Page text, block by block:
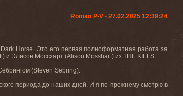
Roman P-V - 27.02.2025 12:39:24
Horse. Это его первая полноформатная работа за
и Элисон Моссхарт (Alison Mosshart) из THE KILLS.
(Steven Sebring).
периода до наших дней. И я по-прежнему смотрю в